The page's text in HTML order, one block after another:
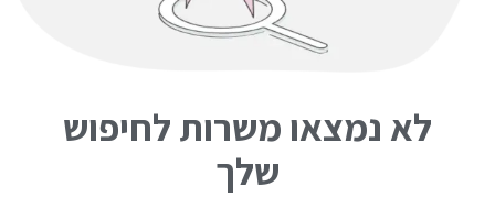
לא נמצאו משרות לחיפוש
שלך